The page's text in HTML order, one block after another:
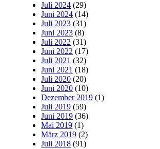
Juli 2024 (29)
Juni 2024 (14)
Juli 2023 (31)
Juni 2023 (8)
Juli 2022 (31)
Juni 2022 (17)
Juli 2021 (32)
Juni 2021 (18)
Juli 2020 (20)
Juni 2020 (10)
Dezember 2019 (1)
Juli 2019 (59)
Juni 2019 (36)
Mai 2019 (1)
März 2019 (2)
Juli 2018 (91)